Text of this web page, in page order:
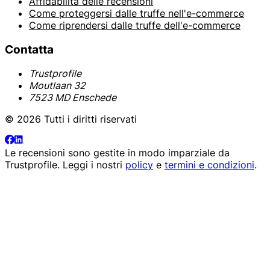
Come proteggersi dalle truffe nell'e-commerce
Come riprendersi dalle truffe dell'e-commerce
Contatta
Trustprofile
Moutlaan 32
7523 MD Enschede
© 2026 Tutti i diritti riservati
Le recensioni sono gestite in modo imparziale da
Trustprofile. Leggi i nostri policy e termini e condizioni.